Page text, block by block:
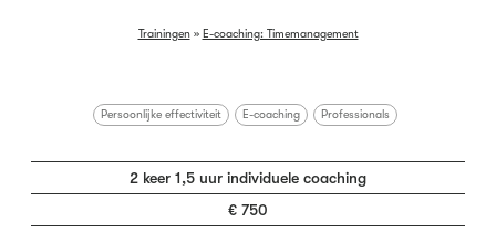
Trainingen» E-coaching: Timemanagement
Persoonlijke effectiviteit E-coaching Professionals
2 keer 1,5 uur individuele coaching
€ 750